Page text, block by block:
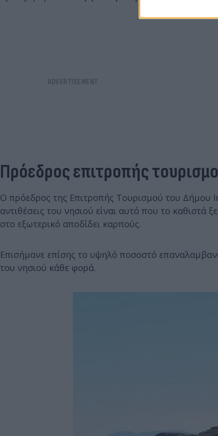
Πρόεδρος επιτροπής
Ο πρόεδρος της Επιτροπής Τουρισμού του Δήμου
αντιθέσεις του νησιού είναι αυτό που το καθιστά
στο εξωτερικό αποδίδει καρπούς.
Επισήμανε επίσης το υψηλό ποσοστό
του νησιού κάθε φορά.